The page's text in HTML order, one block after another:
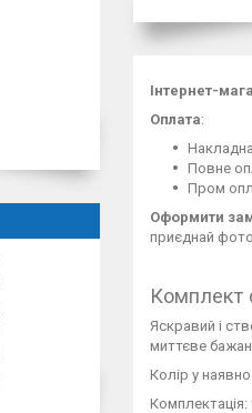
Інтернет-
Оплата:
Повне
Пром
Оформити
приєднай
Комплект
Яскравий і
миттєве
Колір у
Комплектація: